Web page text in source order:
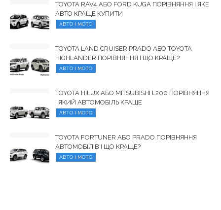
TOYOTA RAV4 АБО FORD KUGA ПОРІВНЯННЯ І ЯКЕ
АВТО КРАЩЕ КУПИТИ
АВТО І МОТО
TOYOTA LAND CRUISER PRADO АБО TOYOTA
HIGHLANDER ПОРІВНЯННЯ І ЩО КРАЩЕ?
АВТО І МОТО
TOYOTA HILUX АБО MITSUBISHI L200 ПОРІВНЯННЯ
І ЯКИЙ АВТОМОБІЛЬ КРАЩЕ
АВТО І МОТО
TOYOTA FORTUNER АБО PRADO ПОРІВНЯННЯ
АВТОМОБІЛІВ І ЩО КРАЩЕ?
АВТО І МОТО